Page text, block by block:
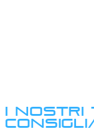
I NOSTRI